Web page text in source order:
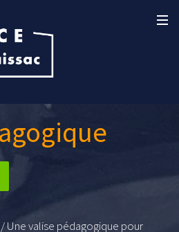
Une valise pédagogique pour